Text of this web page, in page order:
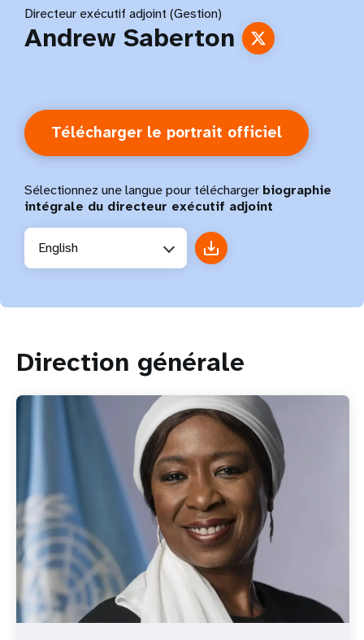
Directeur exécutif adjoint (Gestion)
Andrew Saberton
Télécharger le portrait officiel
Sélectionnez une langue pour télécharger biographie
intégrale du directeur exécutif adjoint
English
Direction générale